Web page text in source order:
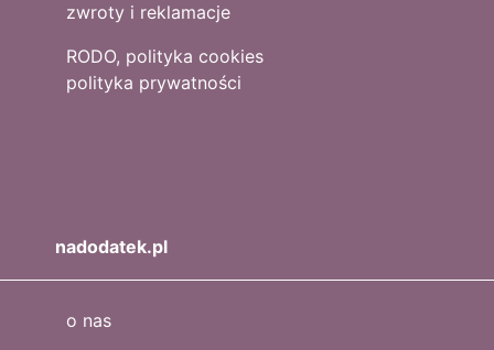
zwroty i reklamacje
RODO, polityka cookies
polityka prywatności
nadodatek.pl
o nas